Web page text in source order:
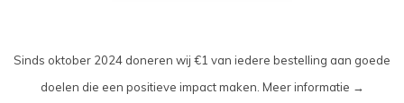
Sinds oktober 2024 doneren wij €1 van iedere bestelling aan goede
doelen die een positieve impact maken. Meer informatie →